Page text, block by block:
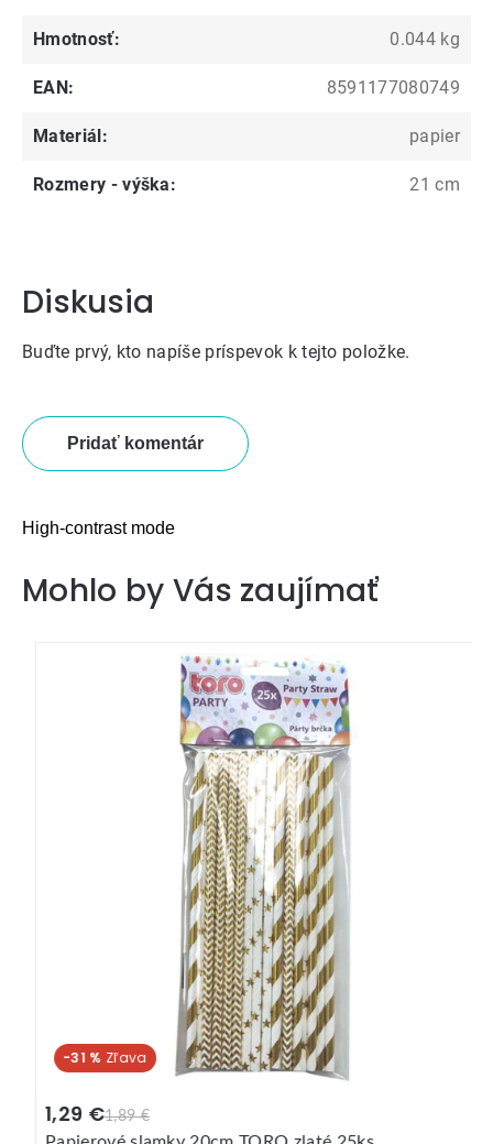
Hmotnosť: 0.044 kg
EAN: 8591177080749
Materiál: papier
Rozmery - výška: 21 cm
Diskusia
Buďte prvý, kto napíše príspevok k tejto položke.
Pridať komentár
High-contrast mode
Mohlo by Vás zaujímať
-31 %
1,89 €
1,29 €